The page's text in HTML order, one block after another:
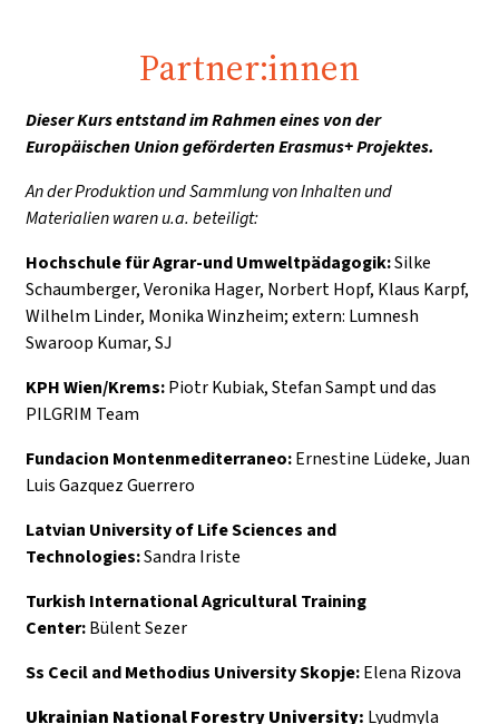
Partner:innen
Dieser Kurs entstand im Rahmen eines von der
Europäischen Union geförderten Erasmus+ Projektes.
An der Produktion und Sammlung von Inhalten und
Materialien waren u.a. beteiligt:
Hochschule für Agrar-und Umweltpädagogik:Silke
Schaumberger,Veronika Hager, Norbert Hopf, Klaus Karpf,
Wilhelm Linder, Monika Winzheim; extern: Lumnesh
Swaroop Kumar, SJ
KPH Wien/Krems:Piotr Kubiak, Stefan Sampt und das
PILGRIM Team
Fundacion Montenmediterraneo:Ernestine Lüdeke, Juan
Luis Gazquez Guerrero
Latvian University of Life Sciences and
Technologies:Sandra Iriste
Turkish International Agricultural Training
Center:Bülent Sezer
Ss Cecil and Methodius University Skopje:Elena Rizova
Ukrainian National Forestry University: Lyudmyla